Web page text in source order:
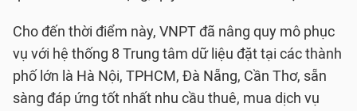
Cho đến thời điểm này, VNPT đã nâng quy mô phục
vụ với hệ thống 8 Trung tâm dữ liệu đặt tại các thành
phố lớn là Hà Nội, TPHCM, Đà Nẵng, Cần Thơ, sẵn
sàng đáp ứng tốt nhất nhu cầu thuê, mua dịch vụ